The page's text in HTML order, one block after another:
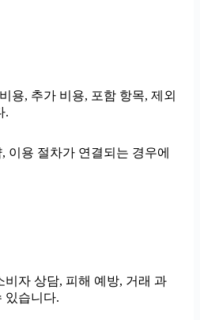
용, 추가 비용, 포함 항목, 제외
.
이용 절차가 연결되는 경우에
비자 상담, 피해 예방, 거래 과
있습니다.